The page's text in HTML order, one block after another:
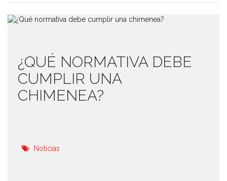
¿QUÉ NORMATIVA DEBE
CUMPLIR UNA
CHIMENEA?
Notícias